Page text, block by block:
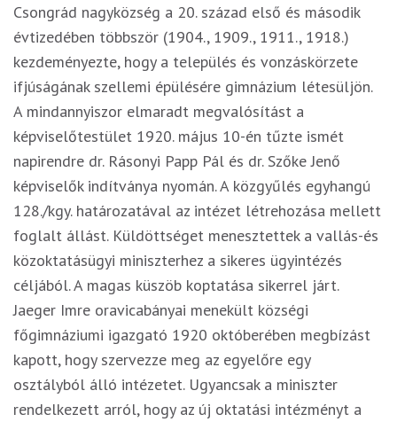
Csongrád nagyközség a 20. század első és második
évtizedében többször (1904., 1909., 1911., 1918.)
kezdeményezte, hogy a település és vonzáskörzete
ifjúságának szellemi épülésére gimnázium létesüljön.
A mindannyiszor elmaradt megvalósítást a
képviselőtestület 1920. május 10-én tűzte ismét
napirendre dr. Rásonyi Papp Pál és dr. Szőke Jenő
képviselők indítványa nyomán. A közgyűlés egyhangú
128./kgy. határozatával az intézet létrehozása mellett
foglalt állást. Küldöttséget menesztettek a vallás-és
közoktatásügyi miniszterhez a sikeres ügyintézés
céljából. A magas küszöb koptatása sikerrel járt.
Jaeger Imre oravicabányai menekült községi
főgimnáziumi igazgató 1920 októberében megbízást
kapott, hogy szervezze meg az egyelőre egy
osztályból álló intézetet. Ugyancsak a miniszter
rendelkezett arról, hogy az új oktatási intézményt a